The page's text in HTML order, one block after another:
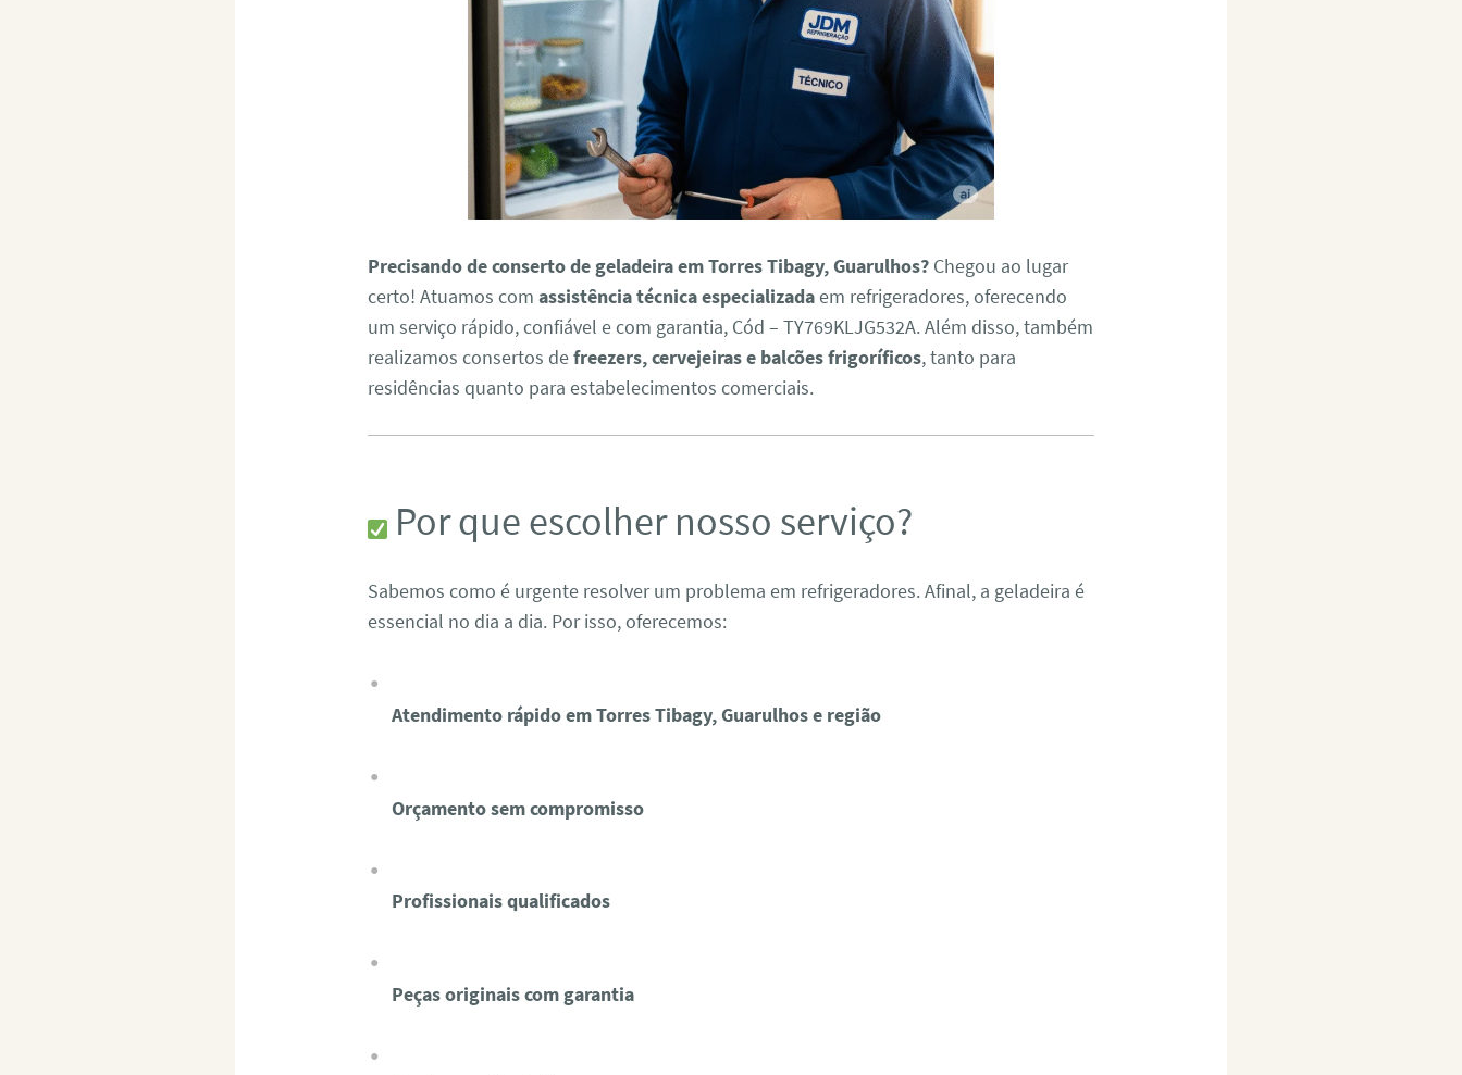
Precisando de conserto de geladeira em Torres Tibagy, Guarulhos? Chegou ao lugar
certo! Atuamos comassistência técnica especializadaem refrigeradores, oferecendo
um serviço rápido, confiável e com garantia, Cód – TY769KLJG532A. Além disso, também
realizamos consertos defreezers, cervejeiras e balcões frigoríficos, tanto para
residências quanto para estabelecimentos comerciais.
Por que escolher nosso serviço?
Sabemos como é urgente resolver um problema em refrigeradores. Afinal, a geladeira é
essencial no dia a dia. Por isso, oferecemos:
Atendimento rápido em Torres Tibagy, Guarulhos e região
Orçamento sem compromisso
Profissionais qualificados
Peças originais com garantia